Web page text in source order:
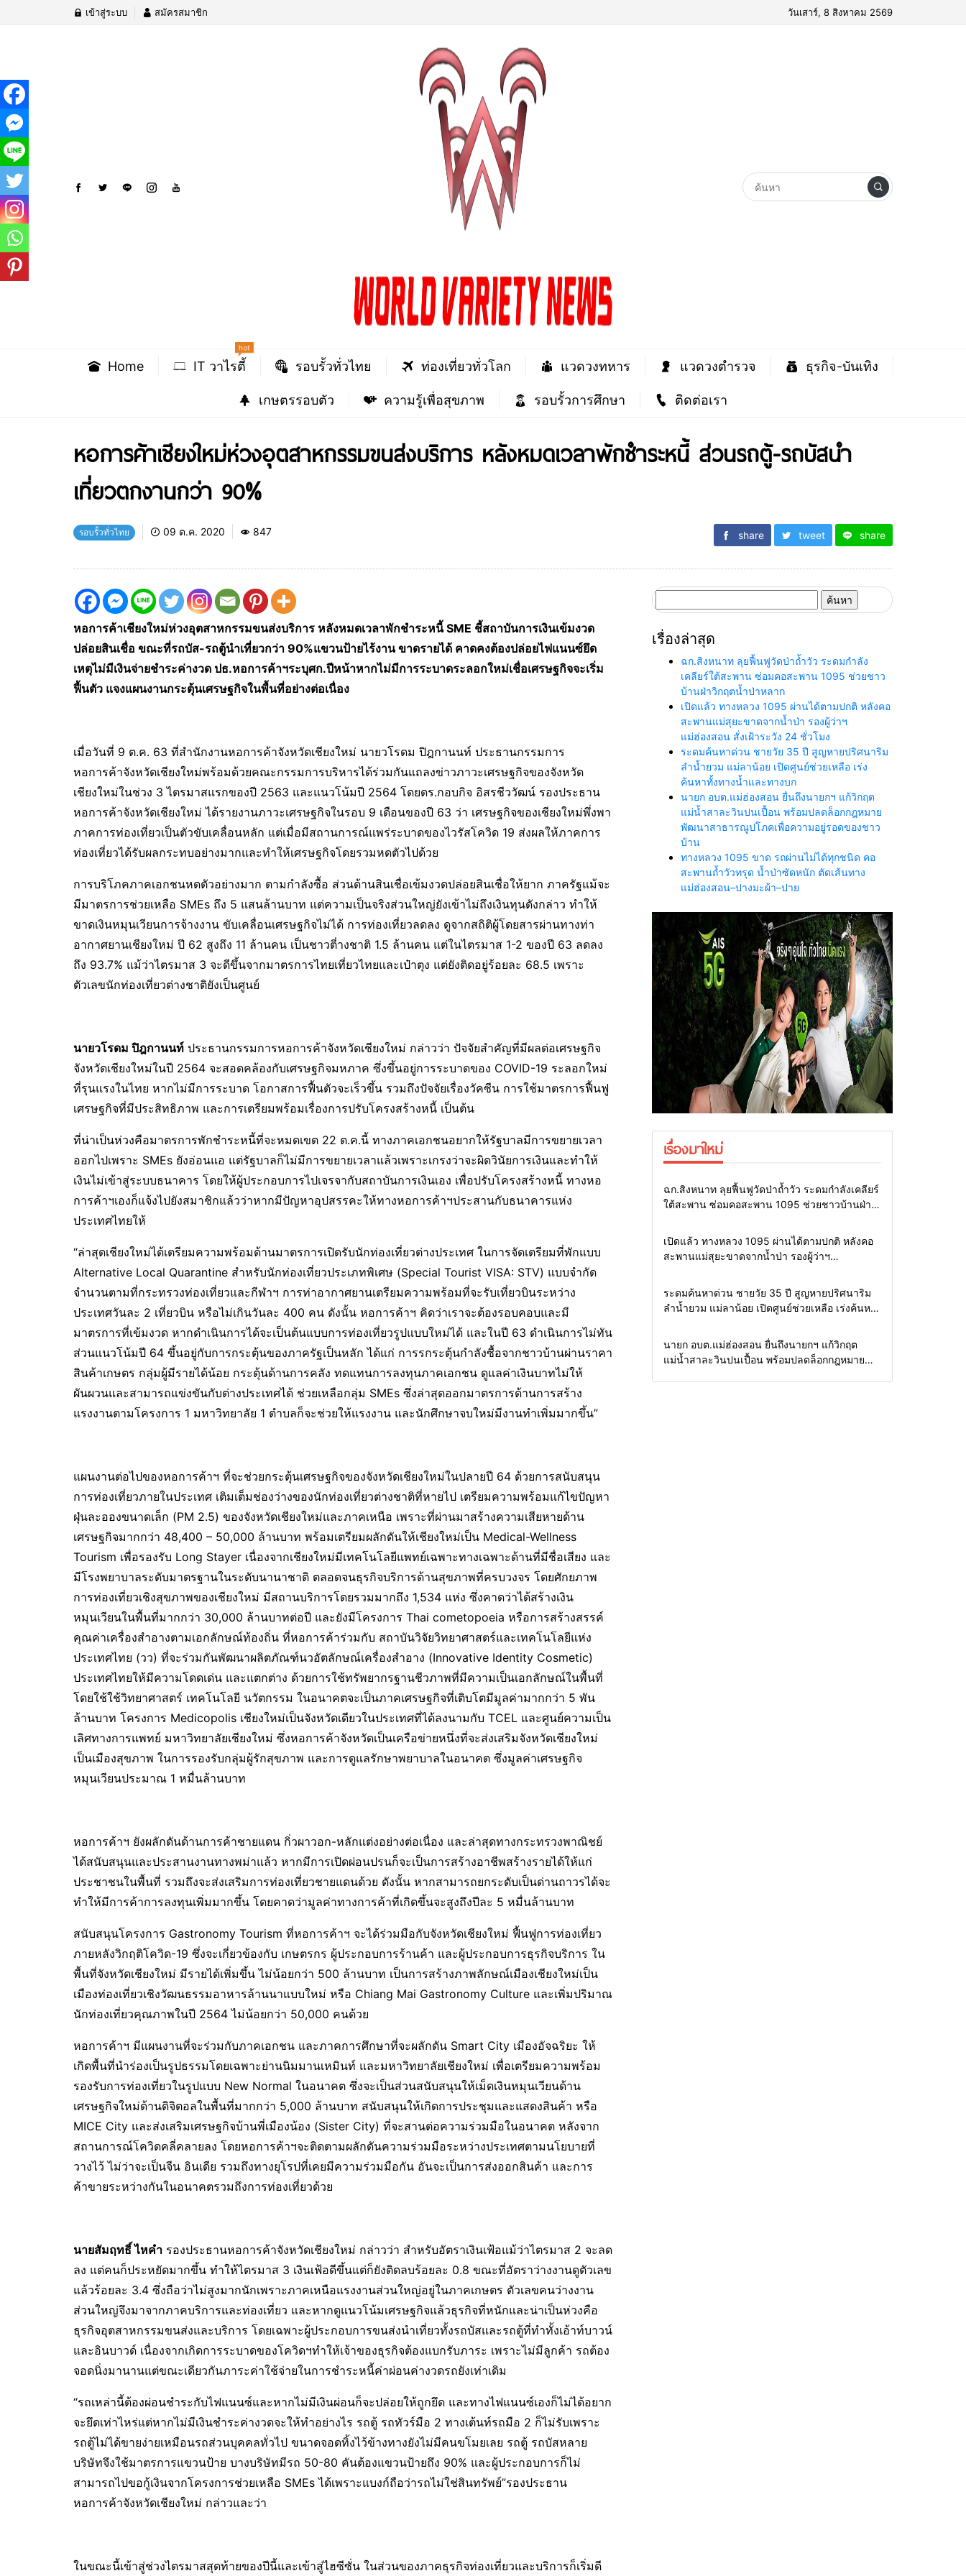
เข้าสู่ระบบ สมัครสมาชิก วันเสาร์, 8 สิงหาคม 2569
Home IT วาไรตี้
hot
รอบรั้วทั่วไทย ท่องเที่ยวทั่วโลก แวดวงทหาร แวดวงตำรวจ ธุรกิจ-บันเทิง
เกษตรรอบตัว ความรู้เพื่อสุขภาพ รอบรั้วการศึกษา ติดต่อเรา
หอการค้าเชียงใหม่ห่วงอุตสาหกรรมขนส่งบริการ หลังหมดเวลาพักชำระหนี้ ส่วนรถตู้-รถบัสนำ
เที่ยวตกงานกว่า 90%
รอบรั้วทั่วไทย 09 ต.ค. 2020 847 share tweet share
หอการค้าเชียงใหม่ห่วงอุตสาหกรรมขนส่งบริการ หลังหมดเวลาพักชำระหนี้ SME ชี้สถาบันการเงินเข้มงวด
ปล่อยสินเชื่อ ขณะที่รถบัส-รถตู้นำเที่ยวกว่า 90%แขวนป้ายไร้งาน ขาดรายได้ คาดคงต้องปล่อยไฟแนนซ์ยึด
เหตุไม่มีเงินจ่ายชำระค่างวด ปธ.หอการค้าฯระบุศก.ปีหน้าหากไม่มีการระบาดระลอกใหม่เชื่อเศรษฐกิจจะเริ่ม
ฟื้นตัว แจงแผนงานกระตุ้นเศรษฐกิจในพื้นที่อย่างต่อเนื่อง
เมื่อวันที่ 9 ต.ค. 63 ที่สำนักงานหอการค้าจังหวัดเชียงใหม่ นายวโรดม ปิฎกานนท์ ประธานกรรมการ
หอการค้าจังหวัดเชียงใหม่พร้อมด้วยคณะกรรมการบริหารได้ร่วมกันแถลงข่าวภาวะเศรษฐกิจของจังหวัด
เชียงใหม่ในช่วง 3 ไตรมาสแรกของปี 2563 และแนวโน้มปี 2564 โดยดร.กอบกิจ อิสรชีววัฒน์ รองประธาน
หอการค้าจังหวัดเชียงใหม่ ได้รายงานภาวะเศรษฐกิจในรอบ 9 เดือนของปี 63 ว่า เศรษฐกิจของเชียงใหม่พึ่งพา
ภาคการท่องเที่ยวเป็นตัวขับเคลื่อนหลัก แต่เมื่อมีสถานการณ์แพร่ระบาดของไวรัสโควิด 19 ส่งผลให้ภาคการ
ท่องเที่ยวได้รับผลกระทบอย่างมากและทำให้เศรษฐกิจโดยรวมหดตัวไปด้วย
การบริโภคภาคเอกชนหดตัวอย่างมาก ตามกำลังซื้อ ส่วนด้านสินเชื่อเข้มงวดปล่อยสินเชื่อให้ยาก ภาครัฐแม้จะ
มีมาตรการช่วยเหลือ SMEs ถึง 5 แสนล้านบาท แต่ความเป็นจริงส่วนใหญ่ยังเข้าไม่ถึงเงินทุนดังกล่าว ทำให้
ขาดเงินหมุนเวียนการจ้างงาน ขับเคลื่อนเศรษฐกิจไม่ได้ การท่องเที่ยวลดลง ดูจากสถิติผู้โดยสารผ่านทางท่า
อากาศยานเชียงใหม่ ปี 62 สูงถึง 11 ล้านคน เป็นชาวตี่างชาติ 1.5 ล้านคน แต่ในไตรมาส 1-2 ของปี 63 ลดลง
ถึง 93.7% แม้ว่าไตรมาส 3 จะดีขึ้นจากมาตรการไทยเที่ยวไทยและเป๋าตุง แต่ยังติดอยู่ร้อยละ 68.5 เพราะ
ตัวเลขนักท่องเที่ยวต่างชาติยังเป็นศูนย์
นายวโรดม ปิฎกานนท์ ประธานกรรมการหอการค้าจังหวัดเชียงใหม่ กล่าวว่า ปัจจัยสำคัญที่มีผลต่อเศรษฐกิจ
จังหวัดเชียงใหม่ในปี 2564 จะสอดคล้องกับเศรษฐกิจมหภาค ซึ่งขึ้นอยู่การระบาดของ COVID-19 ระลอกใหม่
ที่รุนแรงในไทย หากไม่มีการระบาด โอกาสการฟื้นตัวจะเร็วขึ้น รวมถึงปัจจัยเรื่องวัคซีน การใช้มาตรการฟื้นฟู
เศรษฐกิจที่มีประสิทธิภาพ และการเตรียมพร้อมเรื่องการปรับโครงสร้างหนี้ เป็นต้น
ที่น่าเป็นห่วงคือมาตรการพักชำระหนี้ที่จะหมดเขต 22 ต.ค.นี้ ทางภาคเอกชนอยากให้รัฐบาลมีการขยายเวลา
ออกไปเพราะ SMEs ยังอ่อนแอ แต่รัฐบาลก็ไม่มีการขยายเวลาแล้วเพราะเกรงว่าจะผิดวินัยการเงินและทำให้
เงินไม่เข้าสู่ระบบธนาคาร โดยให้ผู้ประกอบการไปเจรจากับสถาบันการเงินเอง เพื่อปรับโครงสร้างหนี้ ทางหอ
การค้าฯเองก็แจ้งไปยังสมาชิกแล้วว่าหากมีปัญหาอุปสรรคะให้ทางหอการค้าฯประสานกับธนาคารแห่ง
ประเทศไทยให้
“ล่าสุดเชียงใหม่ได้เตรียมความพร้อมด้านมาตรการเปิดรับนักท่องเที่ยวต่างประเทศ ในการจัดเตรียมที่พักแบบ
Alternative Local Quarantine สำหรับนักท่องเที่ยวประเภทพิเศษ (Special Tourist VISA: STV) แบบจำกัด
จำนวนตามที่กระทรวงท่องเที่ยวและกีฬาฯ การท่าอากาศยานเตรียมความพร้อมที่จะรับเที่ยวบินระหว่าง
ประเทศวันละ 2 เที่ยวบิน หรือไม่เกินวันละ 400 คน ดังนั้น หอการค้าฯ คิดว่าเราจะต้องรอบคอบและมี
มาตรการที่เข้มงวด หากดำเนินการได้จะเป็นต้นแบบการท่องเที่ยวรูปแบบใหม่ได้ และในปี 63 ดำเนินการไม่ทัน
ส่วนแนวโน้มปี 64 ขึ้นอยู่กับการกระตุ้นของภาครัฐเป็นหลัก ได้แก่ การรกระตุ้นกำลังซื้อจากชาวบ้านผ่านราคา
สินค้าเกษตร กลุ่มผู้มีรายได้น้อย กระตุ้นด้านการคลัง ทดแทนการลงทุนภาคเอกชน ดูแลค่าเงินบาทไม่ให้
ผันผวนและสามารถแข่งขันกับต่างประเทศได้ ช่วยเหลือกลุ่ม SMEs ซึ่งล่าสุดออกมาตรการด้านการสร้าง
แรงงานตามโครงการ 1 มหาวิทยาลัย 1 ตำบลก็จะช่วยให้แรงงาน และนักศึกษาจบใหม่มีงานทำเพิ่มมากขึ้น”
แผนงานต่อไปของหอการค้าฯ ที่จะช่วยกระตุ้นเศรษฐกิจของจังหวัดเชียงใหม่ในปลายปี 64 ด้วยการสนับสนุน
การท่องเที่ยวภายในประเทศ เติมเต็มช่องว่างของนักท่องเที่ยวต่างชาติที่หายไป เตรียมความพร้อมแก้ไขปัญหา
ฝุ่นละอองขนาดเล็ก (PM 2.5) ของจังหวัดเชียงใหม่และภาคเหนือ เพราะที่ผ่านมาสร้างความเสียหายด้าน
เศรษฐกิจมากกว่า 48,400 – 50,000 ล้านบาท พร้อมเตรียมผลักดันให้เชียงใหม่เป็น Medical-Wellness
Tourism เพื่อรองรับ Long Stayer เนื่องจากเชียงใหม่มีเทคโนโลยีแพทย์เฉพาะทางเฉพาะด้านที่มีชื่อเสียง และ
มีโรงพยาบาลระดับมาตรฐานในระดับนานาชาติ ตลอดจนธุรกิจบริการด้านสุขภาพที่ครบวงจร โดยศักยภาพ
การท่องเที่ยวเชิงสุขภาพของเชียงใหม่ มีสถานบริการโดยรวมมากถึง 1,534 แห่ง ซึ่งคาดว่าได้สร้างเงิน
หมุนเวียนในพื้นที่มากกว่า 30,000 ล้านบาทต่อปี และยังมีโครงการ Thai cometopoeia หรือการสร้างสรรค์
คุณค่าเครื่องสำอางตามเอกลักษณ์ท้องถิ่น ที่หอการค้าร่วมกับ สถาบันวิจัยวิทยาศาสตร์และเทคโนโลยีแห่ง
ประเทศไทย (วว) ที่จะร่วมกันพัฒนาผลิตภัณฑ์นวอัตลักษณ์เครื่องสำอาง (Innovative Identity Cosmetic)
ประเทศไทยให้มีความโดดเด่น และแตกต่าง ด้วยการใช้ทรัพยากรฐานชีวภาพที่มีความเป็นเอกลักษณ์ในพื้นที่
โดยใช้ใช้วิทยาศาสตร์ เทคโนโลยี นวัตกรรม ในอนาคตจะเป็นภาคเศรษฐกิจที่เติบโตมีมูลค่ามากกว่า 5 พัน
ล้านบาท โครงการ Medicopolis เชียงใหม่เป็นจังหวัดเดียวในประเทศที่ได้ลงนามกับ TCEL และศูนย์ความเป็น
เลิศทางการแพทย์ มหาวิทยาลัยเชียงใหม่ ซึ่งหอการค้าจังหวัดเป็นเครือข่ายหนึ่งที่จะส่งเสริมจังหวัดเชียงใหม่
เป็นเมืองสุขภาพ ในการรองรับกลุ่มผู้รักสุขภาพ และการดูแลรักษาพยาบาลในอนาคต ซึ่งมูลค่าเศรษฐกิจ
หมุนเวียนประมาณ 1 หมื่นล้านบาท
หอการค้าฯ ยังผลักดันด้านการค้าชายแดน กิ่วผาวอก-หลักแต่งอย่างต่อเนื่อง และล่าสุดทางกระทรวงพาณิชย์
ได้สนับสนุนและประสานงานทางพม่าแล้ว หากมีการเปิดผ่อนปรนก็จะเป็นการสร้างอาชีพสร้างรายได้ให้แก่
ประชาชนในพื้นที่ รวมถึงจะส่งเสริมการท่องเที่ยวชายแดนด้วย ดังนั้น หากสามารถยกระดับเป็นด่านถาวรได้จะ
ทำให้มีการค้าการลงทุนเพิ่มมากขึ้น โดยคาดว่ามูลค่าทางการค้าที่เกิดขึ้นจะสูงถึงปีละ 5 หมื่นล้านบาท
สนับสนุนโครงการ Gastronomy Tourism ที่หอการค้าฯ จะได้ร่วมมือกับจังหวัดเชียงใหม่ ฟื้นฟูการท่องเที่ยว
ภายหลังวิกฤติโควิด-19 ซึ่งจะเกี่ยวข้องกับ เกษตรกร ผู้ประกอบการร้านค้า และผู้ประกอบการธุรกิจบริการ ใน
พื้นที่จังหวัดเชียงใหม่ มีรายได้เพิ่มขึ้น ไม่น้อยกว่า 500 ล้านบาท เป็นการสร้างภาพลักษณ์เมืองเชียงใหม่เป็น
เมืองท่องเที่ยวเชิงวัฒนธรรมอาหารล้านนาแบบใหม่ หรือ Chiang Mai Gastronomy Culture และเพิ่มปริมาณ
นักท่องเที่ยวคุณภาพในปี 2564 ไม่น้อยกว่า 50,000 คนด้วย
หอการค้าฯ มีแผนงานที่จะร่วมกับภาคเอกชน และภาคการศึกษาที่จะผลักดัน Smart City เมืองอัจฉริยะ ให้
เกิดพื้นที่นำร่องเป็นรูปธรรมโดยเฉพาะย่านนิมมานเหมินท์ และมหาวิทยาลัยเชียงใหม่ เพื่อเตรียมความพร้อม
รองรับการท่องเที่ยวในรูปแบบ New Normal ในอนาคต ซึ่งจะเป็นส่วนสนับสนุนให้เม็ดเงินหมุนเวียนด้าน
เศรษฐกิจใหม่ด้านดิจิตอลในพื้นที่มากกว่า 5,000 ล้านบาท สนับสนุนให้เกิดการประชุมและแสดงสินค้า หรือ
MICE City และส่งเสริมเศรษฐกิจบ้านพี่เมืองน้อง (Sister City) ที่จะสานต่อความร่วมมือในอนาคต หลังจาก
สถานการณ์โควิดคลี่คลายลง โดยหอการค้าฯจะติดตามผลักดันความร่วมมือระหว่างประเทศตามนโยบายที่
วางไว้ ไม่ว่าจะเป็นจีน อินเดีย รวมถึงทางยุโรปที่เคยมีความร่วมมือกัน อันจะเป็นการส่งออกสินค้า และการ
ค้าขายระหว่างกันในอนาคตรวมถึงการท่องเที่ยวด้วย
นายสัมฤทธิ์ ไหคำ รองประธานหอการค้าจังหวัดเชียงใหม่ กล่าวว่า สำหรับอัตราเงินเฟ้อแม้ว่าไตรมาส 2 จะลด
ลง แต่คนก็ประหยัดมากขึ้น ทำให้ไตรมาส 3 เงินเฟ้อดีขึ้นแต่ก็ยังติดลบร้อยละ 0.8 ขณะที่อัตราว่างงานดูตัวเลข
แล้วร้อยละ 3.4 ซึ่งถือว่าไม่สูงมากนักเพราะภาคเหนือแรงงานส่วนใหญ่อยู่ในภาคเกษตร ตัวเลขคนว่างงาน
ส่วนใหญ่จึงมาจากภาคบริการและท่องเที่ยว และหากดูแนวโน้มเศรษฐกิจแล้วธุรกิจที่หนักและน่าเป็นห่วงคือ
ธุรกิจอุตสาหกรรมขนส่งและบริการ โดยเฉพาะผู้ประกอบการขนส่งนำเที่ยวทั้งรถบัสและรถตู้ที่ทำทั้งเอ้าท์บาวน์
และอินบาวด์ เนื่องจากเกิดการระบาดของโควิดฯทำให้เจ้าของธุรกิจต้องแบกรับภาระ เพราะไม่มีลูกค้า รถต้อง
จอดนิ่งมานานแต่ขณะเดียวกันภาระค่าใช้จ่ายในการชำระหนี้ค่าผ่อนค่างวดรถยังเท่าเดิม
“รถเหล่านี้ต้องผ่อนชำระกับไฟแนนซ์และหากไม่มีเงินผ่อนก็จะปล่อยให้ถูกยึด และทางไฟแนนซ์เองก็ไม่ได้อยาก
จะยึดเท่าไหร่แต่หากไม่มีเงินชำระค่างวดจะให้ทำอย่างไร รถตู้ รถทัวร์มือ 2 ทางเต้นท์รถมือ 2 ก็ไม่รับเพราะ
รถตู้ไม่ได้ขายง่ายเหมือนรถส่วนบุคคลทั่วไป ขนาดจอดทิ้งไว้ข้างทางยังไม่มีคนขโมยเลย รถตู้ รถบัสหลาย
บริษัทจึงใช้มาตรการแขวนป้าย บางบริษัทมีรถ 50-80 คันต้องแขวนป้ายถึง 90% และผู้ประกอบการก็ไม่
สามารถไปขอกู้เงินจากโครงการช่วยเหลือ SMEs ได้เพราะแบงก์ถือว่ารถไม่ใช่สินทรัพย์”รองประธาน
หอการค้าจังหวัดเชียงใหม่ กล่าวและว่า
ในขณะนี้เข้าสู่ช่วงไตรมาสสุดท้ายของปีนี้และเข้าสู่ไฮซีซั่น ในส่วนของภาคธุรกิจท่องเที่ยวและบริการก็เริ่มดี
สำหรับ:
เรื่องล่าสุด
ฉก.สิงหนาท ลุยฟื้นฟูวัดป่าถ้ำวัว ระดมกำลัง
เคลียร์ใต้สะพาน ซ่อมคอสะพาน 1095 ช่วยชาว
บ้านฝ่าวิกฤตน้ำป่าหลาก
เปิดแล้ว ทางหลวง 1095 ผ่านได้ตามปกติ หลังคอ
สะพานแม่สุยะขาดจากน้ำป่า รองผู้ว่าฯ
แม่ฮ่องสอน สั่งเฝ้าระวัง 24 ชั่วโมง
ระดมค้นหาด่วน ชายวัย 35 ปี สูญหายปริศนาริม
ลำน้ำยวม แม่ลาน้อย เปิดศูนย์ช่วยเหลือ เร่ง
ค้นหาทั้งทางน้ำและทางบก
นายก อบต.แม่ฮ่องสอน ยื่นถึงนายกฯ แก้วิกฤต
แม่น้ำสาละวินปนเปื้อน พร้อมปลดล็อกกฎหมาย
พัฒนาสาธารณูปโภคเพื่อความอยู่รอดของชาว
บ้าน
ทางหลวง 1095 ขาด รถผ่านไม่ได้ทุกชนิด คอ
สะพานถ้ำวัวทรุด น้ำป่าซัดหนัก ตัดเส้นทาง
แม่ฮ่องสอน–ปางมะผ้า–ปาย
เรื่องมาใหม่
Home แวดวงทหาร
ฉก.สิงหนาท ลุยฟื้นฟูวัดป่าถ้ำวัว ระดมกำลังเคลียร์
ใต้สะพาน ซ่อมคอสะพาน 1095 ช่วยชาวบ้านฝ่า
Home รอบรั้วทั่วไทย
เปิดแล้ว ทางหลวง 1095 ผ่านได้ตามปกติ หลังคอ
สะพานแม่สุยะขาดจากน้ำป่า รองผู้ว่าฯ
Home รอบรั้วทั่วไทย
ระดมค้นหาด่วน ชายวัย 35 ปี สูญหายปริศนาริม
ลำน้ำยวม แม่ลาน้อย เปิดศูนย์ช่วยเหลือ เร่งค้นหา
Home รอบรั้วทั่วไทย
นายก อบต.แม่ฮ่องสอน ยื่นถึงนายกฯ แก้วิกฤต
แม่น้ำสาละวินปนเปื้อน พร้อมปลดล็อกกฎหมาย